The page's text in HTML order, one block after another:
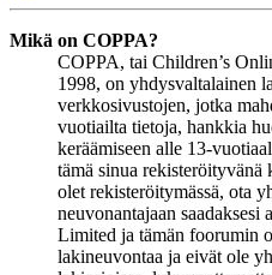
Mikä on COPPA?
COPPA, tai Children’s
1998, on yhdysvaltalainen
verkkosivustojen, jotka
vuotiailta tietoja, hankkia
keräämiseen alle 13-
tämä sinua
olet rekisteröitymässä, ota
neuvonantajaan
Limited ja tämän foorumin
lakineuvontaa ja eivät ole